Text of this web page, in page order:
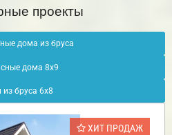
проекты
дома из бруса
дома 8х9
из бруса 6х8
ХИТ ПРОДАЖ